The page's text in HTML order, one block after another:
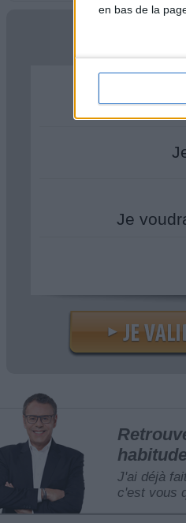
en bas de la
Je
J'ai déjà
c'est vous